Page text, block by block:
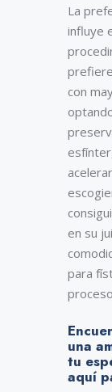
La
influye
con
en su
para
una
tu
aquí